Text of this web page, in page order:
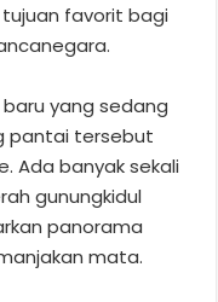
favorit bagi
yang sedang
pantai tersebut
Ada banyak sekali
gunungkidul
panorama
mata.